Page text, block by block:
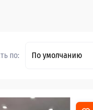
по: По умолчанию